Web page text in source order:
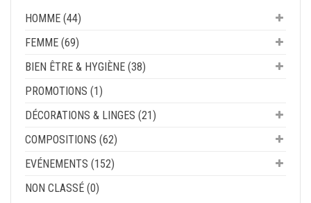
HOMME (44)
FEMME (69)
BIEN ÊTRE & HYGIÈNE (38)
PROMOTIONS (1)
DÉCORATIONS & LINGES (21)
COMPOSITIONS (62)
EVÉNEMENTS (152)
NON CLASSÉ (0)